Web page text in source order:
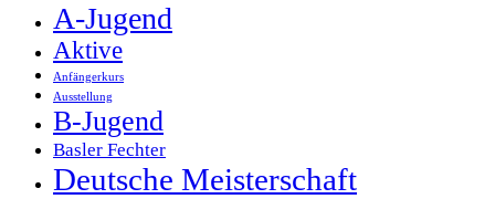
A-Jugend
Aktive
Anfängerkurs
Ausstellung
B-Jugend
Basler Fechter
Deutsche Meisterschaft